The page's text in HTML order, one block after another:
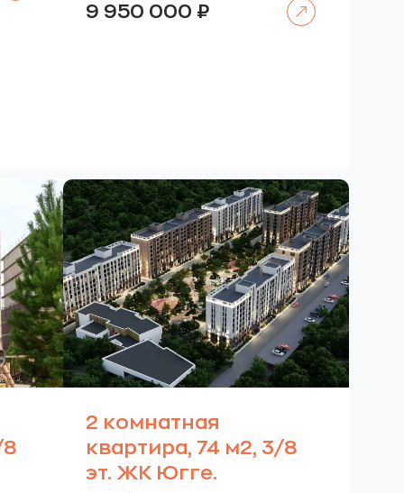
9 950 000 ₽
8
2 комнатная
квартира, 74 м2, 3/8
эт. ЖК Югге.